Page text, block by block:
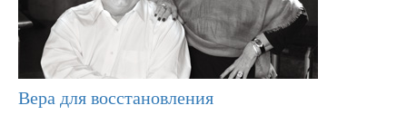
Вера для восстановления